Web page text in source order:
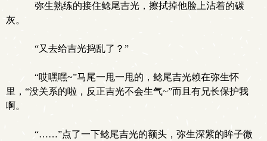
弥生熟练的接住鲶尾吉光，擦拭掉他脸上沾着的碳
灰。
“又去给吉光捣乱了？”
“哎嘿嘿~”马尾一甩一甩的，鲶尾吉光赖在弥生怀
里，“没关系的啦，反正吉光不会生气~”而且有兄长保护我
啊。
“……”点了一下鲶尾吉光的额头，弥生深紫的眸子微